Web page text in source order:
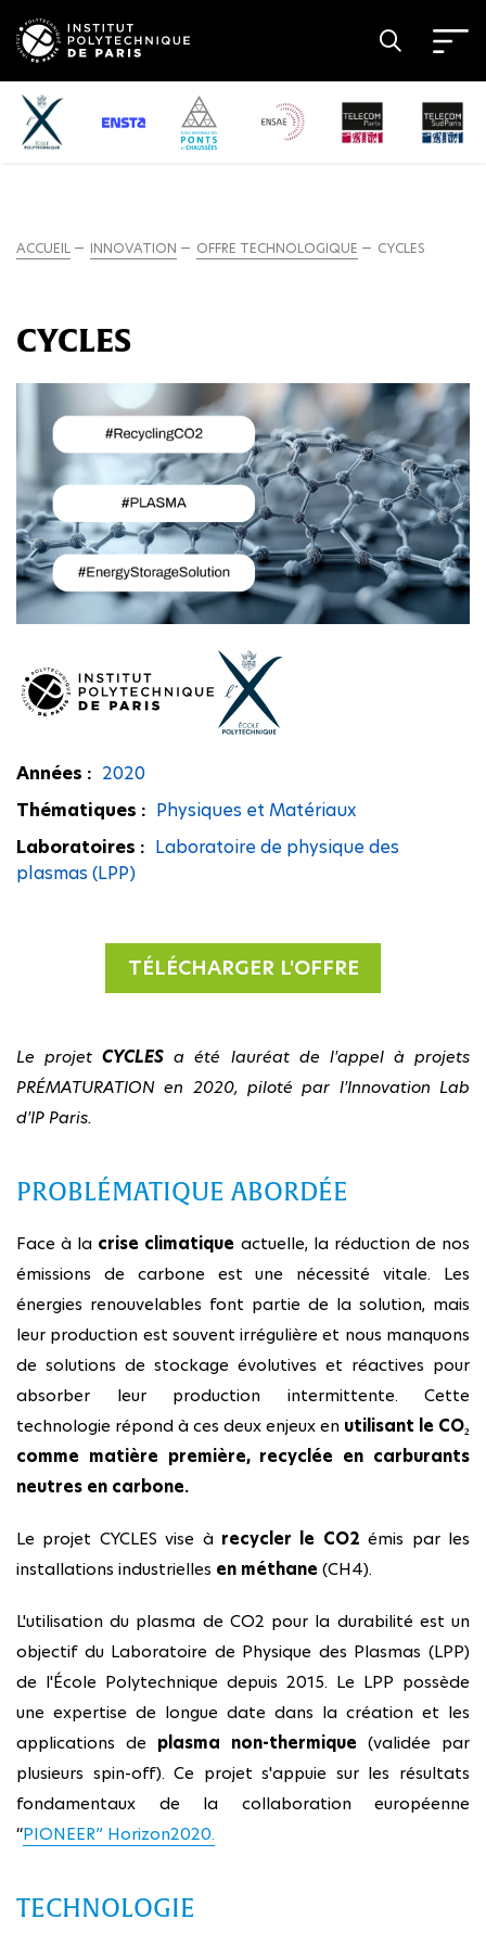
ACCUEIL INNOVATION OFFRE TECHNOLOGIQUE CYCLES
CYCLES
Années : 2020
Thématiques : Physiques et Matériaux
Laboratoires : Laboratoire de physique des
plasmas (LPP)
TÉLÉCHARGER L'OFFRE
Le projetCYCLESa été lauréat de l'appel à projets
PRÉMATURATION en 2020, piloté par l'Innovation Lab
d'IP Paris.
PROBLÉMATIQUE ABORDÉE
Face à la crise climatique actuelle, la réduction de nos
émissions de carbone est une nécessité vitale. Les
énergies renouvelables font partie de la solution, mais
leur production est souvent irrégulière et nous manquons
de solutions de stockage évolutives et réactives pour
absorber leur production intermittente. Cette
technologie répond à ces deux enjeux en utilisant le CO₂
comme matière première, recyclée en carburants
neutres en carbone.
Le projet CYCLES vise à recycler le CO2 émis par les
installations industrielles en méthane (CH4).
L'utilisation du plasma de CO2 pour la durabilité est un
objectif du Laboratoire de Physique des Plasmas (LPP)
de l'École Polytechnique depuis 2015. Le LPP possède
une expertise de longue date dans la création et les
applications de plasma non-thermique (validée par
plusieurs spin-off). Ce projet s'appuie sur les résultats
fondamentaux de la collaboration européenne
“PIONEER” Horizon2020.
TECHNOLOGIE